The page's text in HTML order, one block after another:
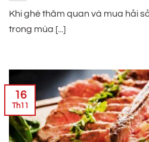
Khi ghé thăm quan và mua hải
trong mùa [...]
16
Th11